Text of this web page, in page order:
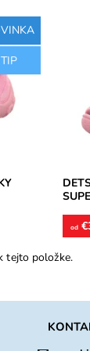
TIP
od
tejto položke.